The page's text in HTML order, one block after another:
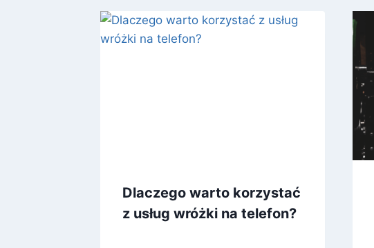
Dlaczego warto korzystać
z usług wróżki na telefon?